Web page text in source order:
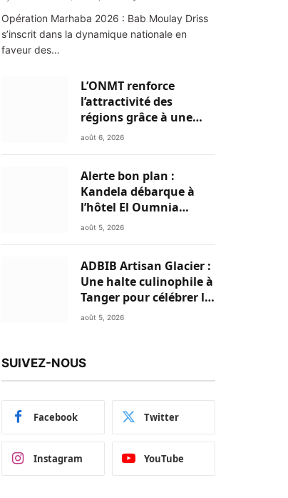
Opération Marhaba 2026 : Bab Moulay Driss
s’inscrit dans la dynamique nationale en
faveur des…
L’ONMT renforce
l’attractivité des
régions grâce à une
connectivité aérienne
août 6, 2026
Alerte bon plan :
Kandela débarque à
l’hôtel El Oumnia
Puerto pour enflammer
août 5, 2026
ADBIB Artisan Glacier :
Une halte culinophile à
Tanger pour célébrer la
glace traditionnelle
août 5, 2026
SUIVEZ-NOUS
Facebook Twitter
Instagram YouTube